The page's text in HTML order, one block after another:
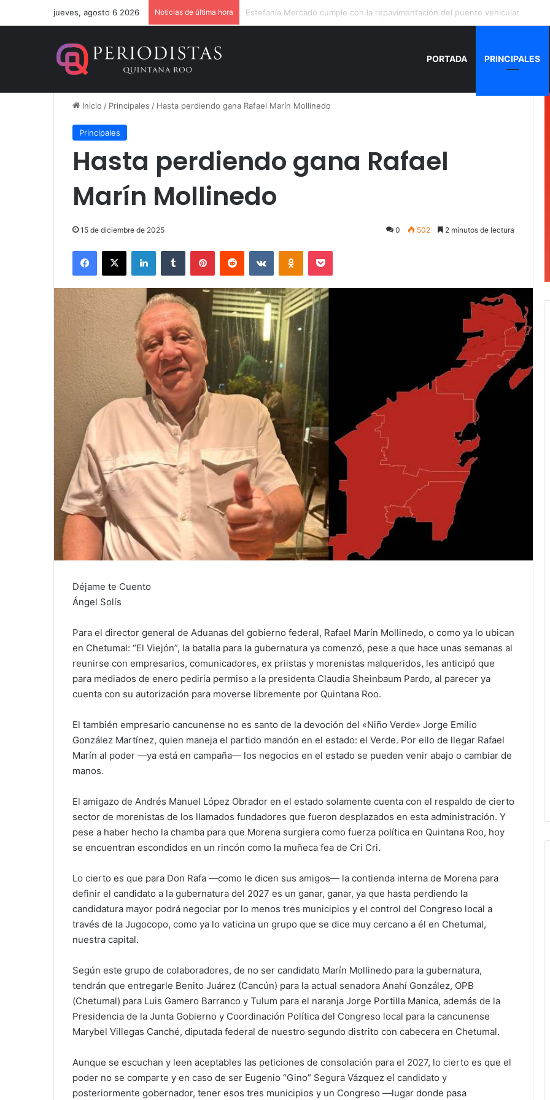
jueves, agosto 6 2026 Noticias de última hora Cristina Torres, la Secretaria que cobra sin chambear
PORTADA PRINCIPALES
Inicio / Principales / Hasta perdiendo gana Rafael Marín Mollinedo
Principales
Hasta perdiendo gana Rafael
Marín Mollinedo
15 de diciembre de 2025 0 502 2 minutos de lectura
Facebook
X LinkedInTumblr PinterestReddit VKontakteOdnoklassniki
Pocket
Déjame te Cuento
Ángel Solís
Para el director general de Aduanas del gobierno federal, Rafael Marín Mollinedo, o como ya lo ubican
en Chetumal: “El Viejón”, la batalla para la gubernatura ya comenzó, pese a que hace unas semanas al
reunirse con empresarios, comunicadores, ex priistas y morenistas malqueridos, les anticipó que
para mediados de enero pediría permiso a la presidenta Claudia Sheinbaum Pardo, al parecer ya
cuenta con su autorización para moverse libremente por Quintana Roo.
El también empresario cancunense no es santo de la devoción del «Niño Verde» Jorge Emilio
González Martínez, quien maneja el partido mandón en el estado: el Verde. Por ello de llegar Rafael
Marín al poder —ya está en campaña— los negocios en el estado se pueden venir abajo o cambiar de
manos.
El amigazo de Andrés Manuel López Obrador en el estado solamente cuenta con el respaldo de cierto
sector de morenistas de los llamados fundadores que fueron desplazados en esta administración. Y
pese a haber hecho la chamba para que Morena surgiera como fuerza política en Quintana Roo, hoy
se encuentran escondidos en un rincón como la muñeca fea de Cri Cri.
Lo cierto es que para Don Rafa —como le dicen sus amigos— la contienda interna de Morena para
definir el candidato a la gubernatura del 2027 es un ganar, ganar, ya que hasta perdiendo la
candidatura mayor podrá negociar por lo menos tres municipios y el control del Congreso local a
través de la Jugocopo, como ya lo vaticina un grupo que se dice muy cercano a él en Chetumal,
nuestra capital.
Según este grupo de colaboradores, de no ser candidato Marín Mollinedo para la gubernatura,
tendrán que entregarle Benito Juárez (Cancún) para la actual senadora Anahí González, OPB
(Chetumal) para Luis Gamero Barranco y Tulum para el naranja Jorge Portilla Manica, además de la
Presidencia de la Junta Gobierno y Coordinación Política del Congreso local para la cancunense
Marybel Villegas Canché, diputada federal de nuestro segundo distrito con cabecera en Chetumal.
Aunque se escuchan y leen aceptables las peticiones de consolación para el 2027, lo cierto es que el
poder no se comparte y en caso de ser Eugenio “Gino” Segura Vázquez el candidato y
posteriormente gobernador, tener esos tres municipios y un Congreso —lugar donde pasa